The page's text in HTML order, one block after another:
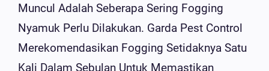
Muncul Adalah Seberapa Sering Fogging
Nyamuk Perlu Dilakukan. Garda Pest Control
Merekomendasikan Fogging Setidaknya Satu
Kali Dalam Sebulan Untuk Memastikan